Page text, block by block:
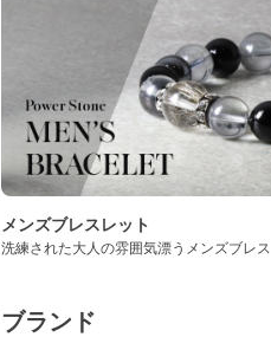
メンズブレスレット
洗練された大人の雰囲気漂うメンズブレス
ブランド